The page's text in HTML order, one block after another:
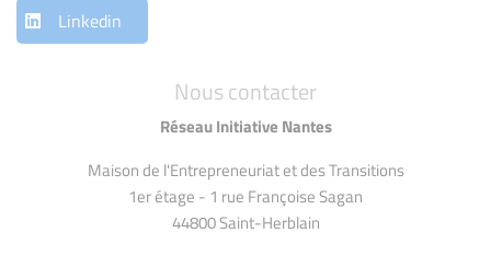
Nous contacter
Réseau Initiative Nantes
Maison de l'Entrepreneuriat et des Transitions
1er étage - 1 rue Françoise Sagan
44800 Saint-Herblain
Linkedin